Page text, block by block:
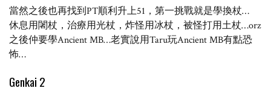
當然之後也再找到PT順利升上51，第一挑戰就是學換杖…
休息用闍杖，治療用光杖，炸怪用冰杖，被怪打用土杖…orz
之後仲要學Ancient MB…老實說用Taru玩Ancient MB有點恐
怖…
Genkai 2